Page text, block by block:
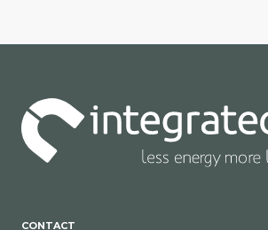
CONTACT